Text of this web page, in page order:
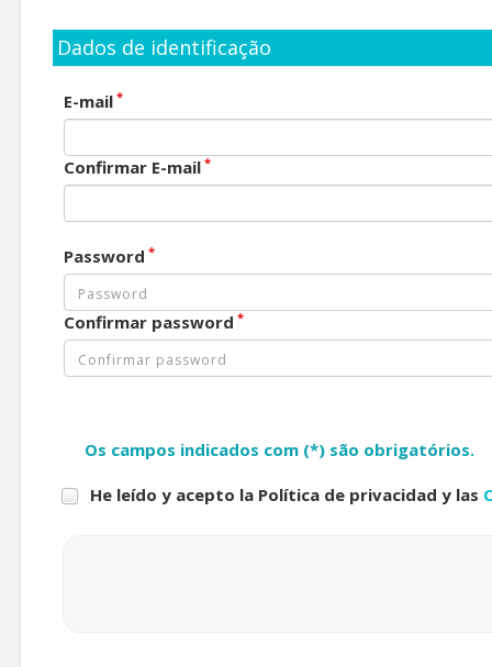
Dados de identificação
E-mail *
Confirmar E-mail *
Password *
Confirmar password *
Os campos indicados com (*) são obrigatórios.
He leído y acepto la Política de privacidad y las